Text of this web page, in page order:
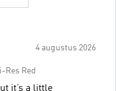
4 augustus 2026
Red
it’s a little